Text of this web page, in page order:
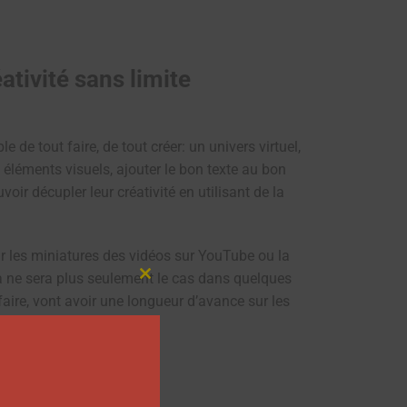
sans limite
de tout faire, de tout créer: un univers virtuel,
visuels, ajouter le bon texte au bon
décupler leur créativité en utilisant de la
les miniatures des vidéos sur YouTube ou la
ne sera plus seulement le cas dans quelques
vont avoir une longueur d’avance sur les
Close
this
module